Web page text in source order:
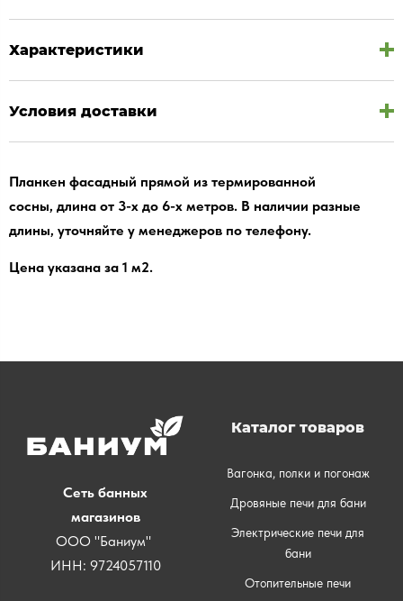
Характеристики
Условия доставки
Планкен фасадный прямой из термированной
сосны, длина от 3-х до 6-х метров. В наличии разные
длины, уточняйте у менеджеров по телефону.
Цена указана за 1 м2.
Сеть банных
магазинов
ООО "Баниум"
ИНН: 9724057110
Каталог товаров
Вагонка, полки и погонаж
Дровяные печи для бани
Электрические печи для
бани
Отопительные печи